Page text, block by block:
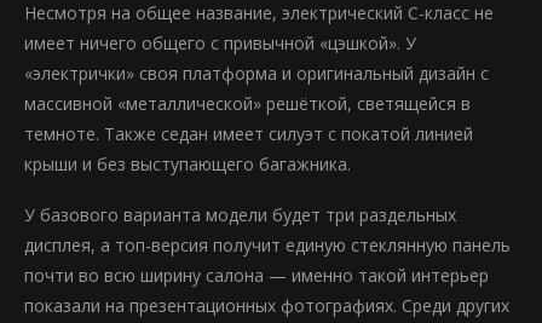
Несмотря на общее название, электрический C-класс не
имеет ничего общего с привычной «цэшкой». У
«электрички» своя платформа и оригинальный дизайн с
массивной «металлической» решёткой, светящейся в
темноте. Также седан имеет силуэт с покатой линией
крыши и без выступающего багажника.
У базового варианта модели будет три раздельных
дисплея, а топ-версия получит единую стеклянную панель
почти во всю ширину салона — именно такой интерьер
показали на презентационных фотографиях. Среди других